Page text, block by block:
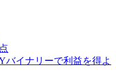
バイナリーで利益を得よ